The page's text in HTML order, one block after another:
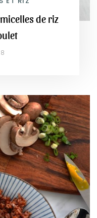
de riz